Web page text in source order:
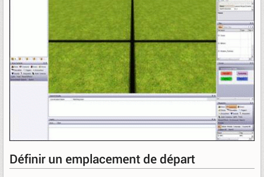
Définir un emplacement de départ